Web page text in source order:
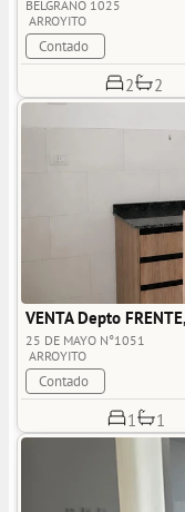
BELGRANO 1025
ARROYITO
Contado
2 2
VENTA Depto
25 DE MAYO N°1051
ARROYITO
Contado
1 1